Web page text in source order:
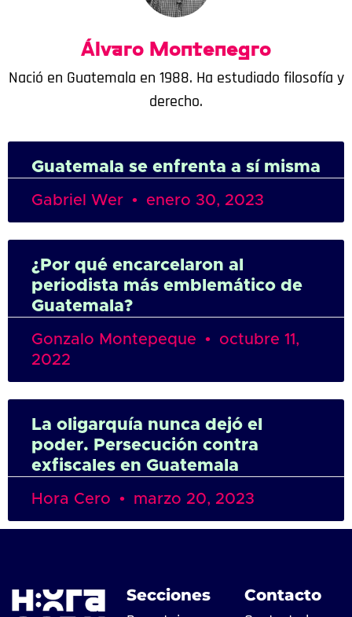
Álvaro Montenegro
Nació en Guatemala en 1988. Ha estudiado filosofía y
derecho.
Guatemala se enfrenta a sí misma
Gabriel Wer enero 30, 2023
¿Por qué encarcelaron al
periodista más emblemático de
Guatemala?
Gonzalo Montepeque
octubre 11,
2022
La oligarquía nunca dejó el
poder. Persecución contra
exfiscales en Guatemala
Hora Cero marzo 20, 2023
Secciones Contacto